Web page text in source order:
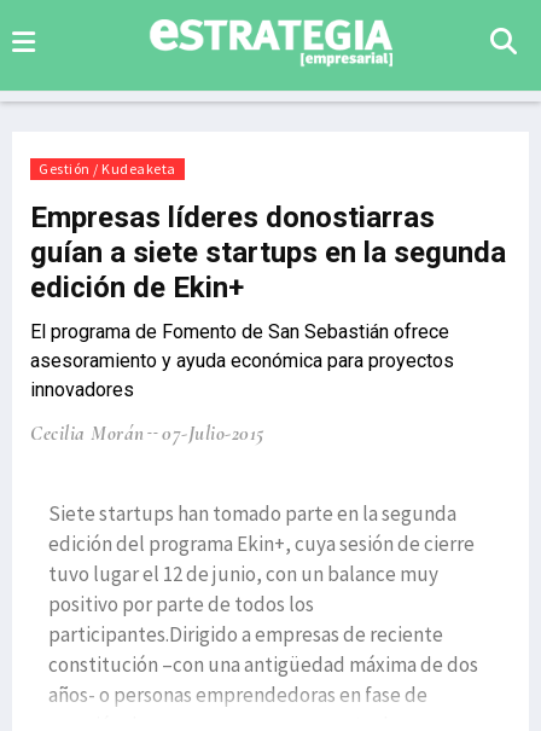
Gestión / Kudeaketa
Empresas líderes donostiarras
guían a siete startups en la segunda
edición de Ekin+
El programa de Fomento de San Sebastián ofrece
asesoramiento y ayuda económica para proyectos
innovadores
Cecilia Morán 07-Julio-2015
Siete startups han tomado parte en la segunda
edición del programa Ekin+, cuya sesión de cierre
tuvo lugar el 12 de junio, con un balance muy
positivo por parte de todos los
participantes.Dirigido a empresas de reciente
constitución –con una antigüedad máxima de dos
años- o personas emprendedoras en fase de